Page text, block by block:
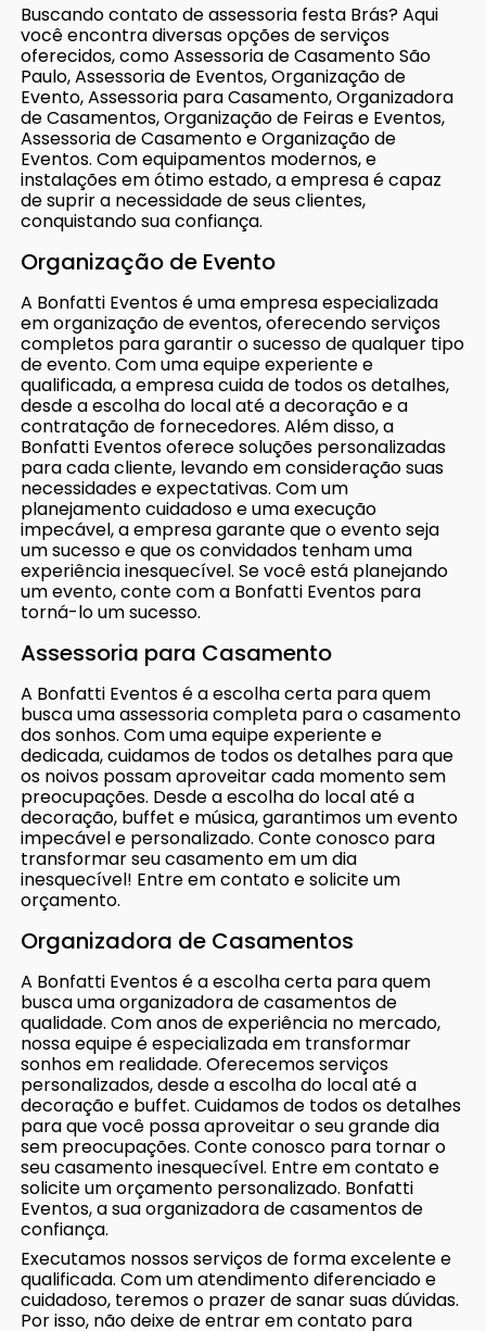
Buscando contato de assessoria festa Brás? Aqui
você encontra diversas opções de serviços
oferecidos, como Assessoria de Casamento São
Paulo, Assessoria de Eventos, Organização de
Evento, Assessoria para Casamento, Organizadora
de Casamentos, Organização de Feiras e Eventos,
Assessoria de Casamento e Organização de
Eventos. Com equipamentos modernos, e
instalações em ótimo estado, a empresa é capaz
de suprir a necessidade de seus clientes,
conquistando sua confiança.
Organização de Evento
A Bonfatti Eventos é uma empresa especializada
em organização de eventos, oferecendo serviços
completos para garantir o sucesso de qualquer tipo
de evento. Com uma equipe experiente e
qualificada, a empresa cuida de todos os detalhes,
desde a escolha do local até a decoração e a
contratação de fornecedores. Além disso, a
Bonfatti Eventos oferece soluções personalizadas
para cada cliente, levando em consideração suas
necessidades e expectativas. Com um
planejamento cuidadoso e uma execução
impecável, a empresa garante que o evento seja
um sucesso e que os convidados tenham uma
experiência inesquecível. Se você está planejando
um evento, conte com a Bonfatti Eventos para
torná-lo um sucesso.
Assessoria para Casamento
A Bonfatti Eventos é a escolha certa para quem
busca uma assessoria completa para o casamento
dos sonhos. Com uma equipe experiente e
dedicada, cuidamos de todos os detalhes para que
os noivos possam aproveitar cada momento sem
preocupações. Desde a escolha do local até a
decoração, buffet e música, garantimos um evento
impecável e personalizado. Conte conosco para
transformar seu casamento em um dia
inesquecível! Entre em contato e solicite um
orçamento.
Organizadora de Casamentos
A Bonfatti Eventos é a escolha certa para quem
busca uma organizadora de casamentos de
qualidade. Com anos de experiência no mercado,
nossa equipe é especializada em transformar
sonhos em realidade. Oferecemos serviços
personalizados, desde a escolha do local até a
decoração e buffet. Cuidamos de todos os detalhes
para que você possa aproveitar o seu grande dia
sem preocupações. Conte conosco para tornar o
seu casamento inesquecível. Entre em contato e
solicite um orçamento personalizado. Bonfatti
Eventos, a sua organizadora de casamentos de
confiança.
Executamos nossos serviços de forma excelente e
qualificada. Com um atendimento diferenciado e
cuidadoso, teremos o prazer de sanar suas dúvidas.
Por isso, não deixe de entrar em contato para